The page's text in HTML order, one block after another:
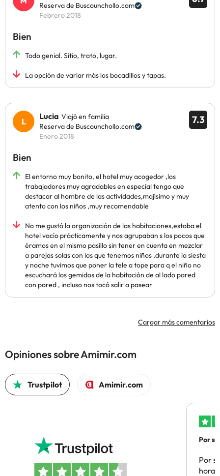
Reserva de Buscounchollo.com
Febrero 2018
Bien
Todo genial. Sitio, trato, lugar.
La opción de variar más los bocadillos y tapas.
7.3
Lucia Viajó en familia
Reserva de Buscounchollo.com
Enero 2018
Bien
El entorno muy bonito, el hotel muy acogedor ,los
trabajadores muy agradables en especial tengo que
destacar al hombre de las actividades,majísimo y muy
atento con los niños ,muy recomendable
No me gustó la organización de las habitaciones,estaba el
hotel vacío prácticamente y nos agrupaban s los pocos que
éramos en el mismo pasillo sin tener en cuenta en mezclar
a parejas solas con los que tenemos niños ,durante la siesta
y noche tuvimos que poner la tele a tope para q el niño no
escuchará los gemidos de la habitación de al lado pared
con pared , incluso nos tocó salir a pasear
Cargar más comentarios
Opiniones sobre Amimir.com
Trustpilot Amimir.com
Por
Por
hora